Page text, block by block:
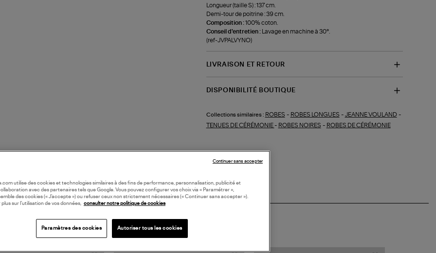
Longueur (taille S) : 137 cm.
Demi-tour de poitrine : 39 cm.
Composition :100% coton.
Conseil d'entretien :
Lavage en machine à 30°.
(ref-JVPALVYNO)
LIVRAISON ET RETOUR
DISPONIBILITÉ BOUTIQUE
Collections similaires : ROBES - ROBES LONGUES - JEANNE VOULAND-
TENUES DE CÉRÉMONIE- ROBES NOIRES - ROBES DE CÉRÉMONIE
utilise des cookies et technologies similaires à des fins de performance, personnalisation, publicité et
avec des partenaires tels que Google. Vous pouvez configurer vos choix via « Paramétrer »,
des cookies (« J’accepte ») ou refuser ceux non strictement nécessaires (« Continuer sans accepter »).
sur l’utilisation de vos données, consulter notre politique de cookies
Paramètres des cookies Autoriser tous les cookies
Continuer sans accepter